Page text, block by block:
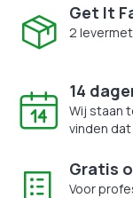
Get It
2
14
Wij staan
vinden
Gratis
Voor